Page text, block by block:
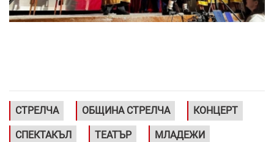
СТРЕЛЧА ОБЩИНА СТРЕЛЧА КОНЦЕРТ
СПЕКТАКЪЛ ТЕАТЪР МЛАДЕЖИ